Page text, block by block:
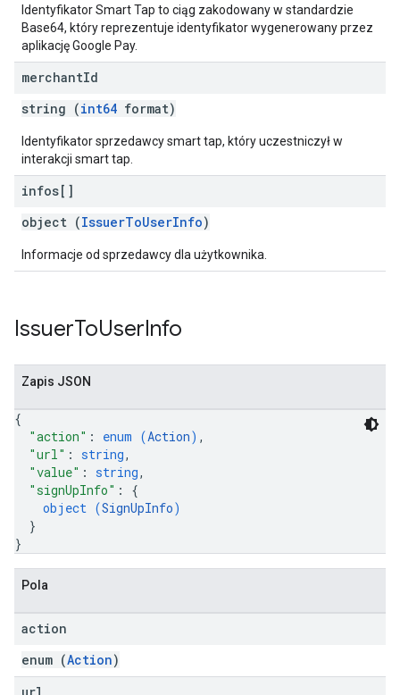
Identyfikator Smart Tap to ciąg zakodowany w standardzie
Base64, który reprezentuje identyfikator wygenerowany przez
aplikację Google Pay.
merchantId
string (int64 format)
Identyfikator sprzedawcy smart tap, który uczestniczył w
interakcji smart tap.
infos[]
object (IssuerToUserInfo)
Informacje od sprzedawcy dla użytkownika.
IssuerToUserInfo
Zapis JSON
{
"action" : enum (Action) ,
"url" : string,
"value" : string,
"signUpInfo" : {
object (SignUpInfo)
}
}
Pola
action
enum (Action)